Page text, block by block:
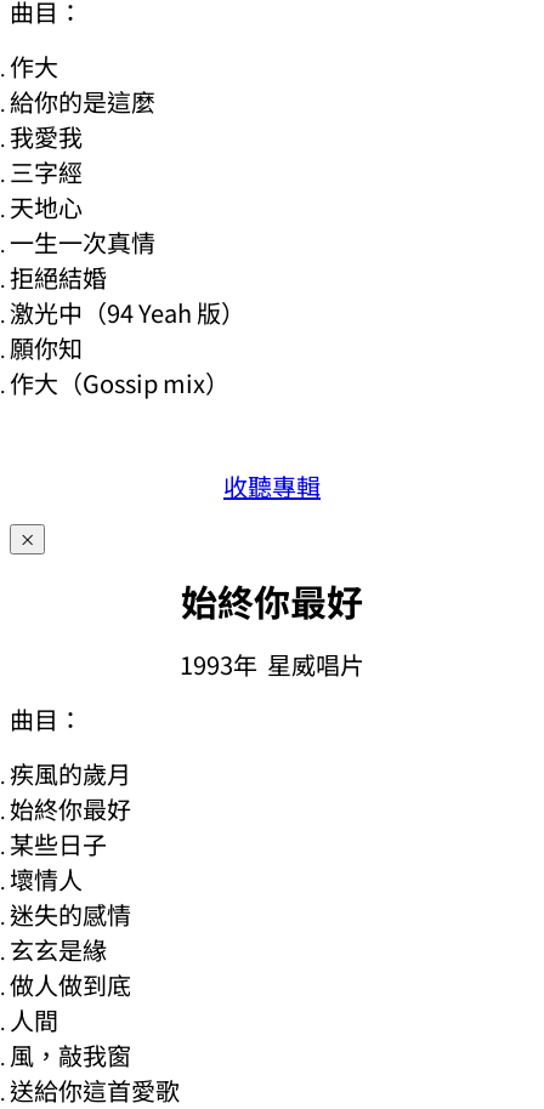
曲目：
作大
給你的是這麼
我愛我
三字經
天地心
一生一次真情
拒絕結婚
激光中（94 Yeah 版）
願你知
作大（Gossip mix）
收聽專輯
×
始終你最好
1993年 星威唱片
曲目：
疾風的歲月
始終你最好
某些日子
壞情人
迷失的感情
玄玄是緣
做人做到底
人間
風，敲我窗
送給你這首愛歌